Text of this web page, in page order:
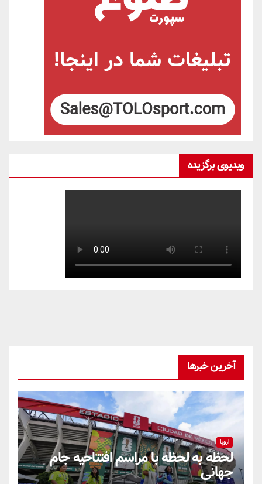
ویدیوی برگزیده
آخرین خبرها
اروپا
لحظه به لحظه با مراسم افتتاحیه جام
جهانی